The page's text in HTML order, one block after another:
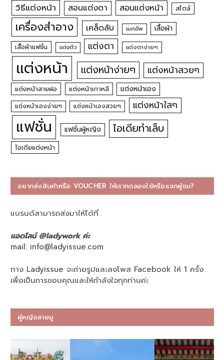
วิธีแต่งหน้า
สอนแต่งตา สอนแต่งหน้า สไตล์
เครื่องสำอาง เคล็ดลับ เมคอัพ เสื้อผ้า
เสื้อผ้าแฟชั่น แต่งตัว แต่งตา แต่งตาง่ายๆ
แต่งหน้า แต่งหน้าง่ายๆ แต่งหน้าสวยๆ
แต่งหน้าสายฝอ แต่งหน้าเกาหลี แต่งหน้าเอง
แต่งหน้าเองง่ายๆ แต่งหน้าเองสวยๆ แต่งหน้าใสๆ
แฟชั่น แฟชั่นผู้หญิง ไอเดียทำเล็บ
ไอเดียแต่งหน้า
อยากส่งสินค้าหรือ VOUCHER ให้เราทดลองใช้หรือแจกผู้ชม?
แบรนด์สามารถส่งมาให้ได้ที่
แอดไลน์ @ladywork ค่ะ
mail: info@ladyissue.com
ทาง Ladyissue จะถ่ายรูปและลงโพส Facebook ให้ 1 ครั้ง
เพื่อเป็นการขอบคุณและให้กำลังใจทุกท่านค่ะ
ผู้หญิงสายมู